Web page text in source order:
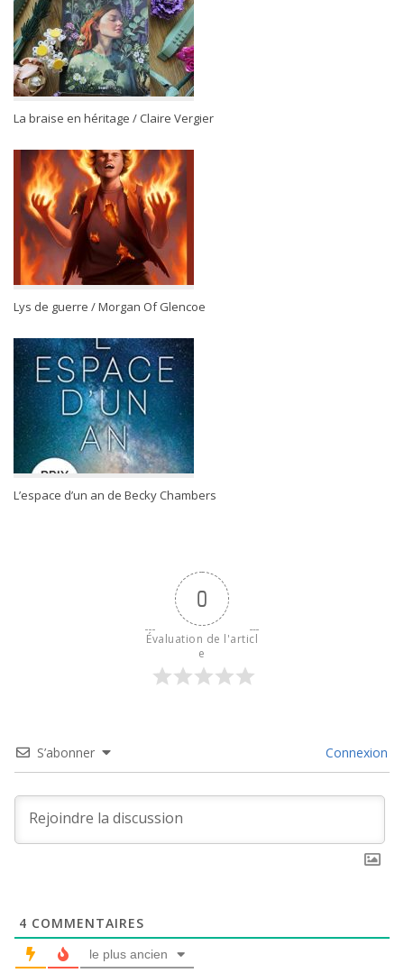
La braise en héritage / Claire Vergier
Lys de guerre / Morgan Of Glencoe
L’espace d’un an de Becky Chambers
0
Évaluation de l'articl
e
S’abonner Connexion
4 COMMENTAIRES
le plus ancien